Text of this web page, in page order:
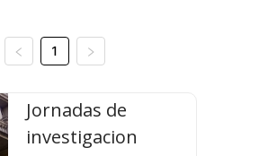
1
Jornadas de
investigacion